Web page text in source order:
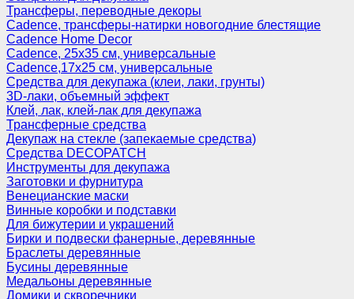
Трансферы, переводные декоры
Cadence, трансферы-натирки новогодние блестящие
Cadence Home Decor
Cadence, 25х35 см, универсальные
Cadence,17х25 см, универсальные
Средства для декупажа (клеи, лаки, грунты)
3D-лаки, объемный эффект
Клей, лак, клей-лак для декупажа
Трансферные средства
Декупаж на стекле (запекаемые средства)
Средства DECOPATCH
Инструменты для декупажа
Заготовки и фурнитура
Венецианские маски
Винные коробки и подставки
Для бижутерии и украшений
Бирки и подвески фанерные, деревянные
Браслеты деревянные
Бусины деревянные
Медальоны деревянные
Домики и скворечники